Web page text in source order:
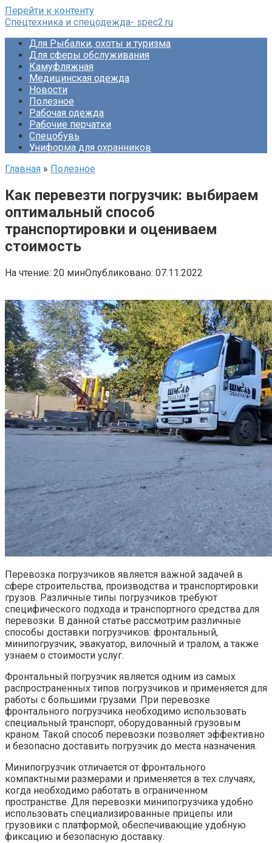
Перейти к контенту
Спецтехника и спецодежда- spec2.ru
Для Рыбалки, охоты и туризма
Для сферы обслуживания
Камуфляжная
Медицинская одежда
Новости
Полезное
Рабочая одежда
Рабочие перчатки
Спецобувь
Униформа для охранников
Главная » Полезное
Как перевезти погрузчик: выбираем
оптимальный способ
транспортировки и оцениваем
стоимость
На чтение: 20 минОпубликовано: 07.11.2022
Перевозка погрузчиков является важной задачей в
сфере строительства, производства и транспортировки
грузов. Различные типы погрузчиков требуют
специфического подхода и транспортного средства для
перевозки. В данной статье рассмотрим различные
способы доставки погрузчиков: фронтальный,
минипогрузчик, эвакуатор, вилочный и тралом, а также
узнаем о стоимости услуг.
Фронтальный погрузчик является одним из самых
распространенных типов погрузчиков и применяется для
работы с большими грузами. При перевозке
фронтального погрузчика необходимо использовать
специальный транспорт, оборудованный грузовым
краном. Такой способ перевозки позволяет эффективно
и безопасно доставить погрузчик до места назначения.
Минипогрузчик отличается от фронтального
компактными размерами и применяется в тех случаях,
когда необходимо работать в ограниченном
пространстве. Для перевозки минипогрузчика удобно
использовать специализированные прицепы или
грузовики с платформой, обеспечивающие удобную
фиксацию и безопасную доставку.